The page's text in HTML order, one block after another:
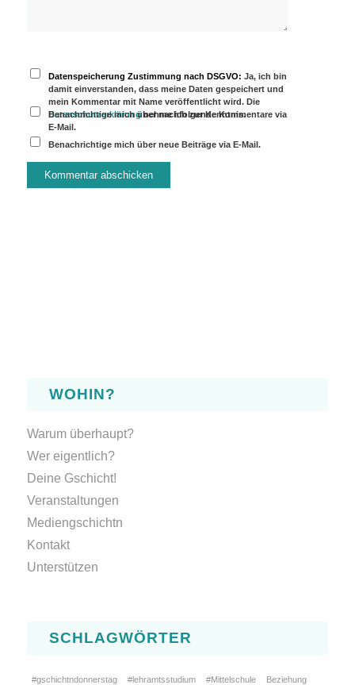
Datenspeicherung Zustimmung nach DSGVO: Ja, ich bin
damit einverstanden, dass meine Daten gespeichert und
mein Kommentar mit Name veröffentlicht wird. Die
Datenschutzerklärungnehme ich zur Kenntnis.
Benachrichtige mich über nachfolgende Kommentare via
E-Mail.
Benachrichtige mich über neue Beiträge via E-Mail.
WOHIN?
Warum überhaupt?
Wer eigentlich?
Deine Gschicht!
Veranstaltungen
Mediengschichtn
Kontakt
Unterstützen
SCHLAGWÖRTER
#gschichtndonnerstag #lehramtsstudium #Mittelschule Beziehung